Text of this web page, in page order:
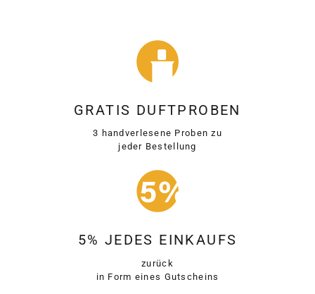
GRATIS DUFTPROBEN
3 handverlesene Proben zu
jeder Bestellung
5% JEDES EINKAUFS
zurück
in Form eines Gutscheins